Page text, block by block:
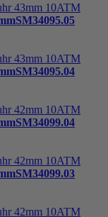
SM34095.05
SM34095.04
SM34099.04
SM34099.03